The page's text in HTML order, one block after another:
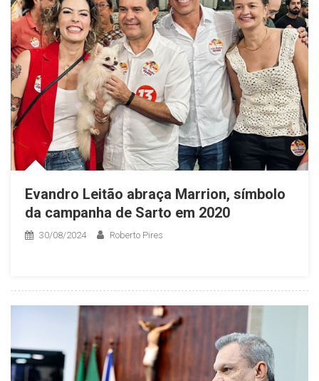
Evandro Leitão abraça Marrion, símbolo
da campanha de Sarto em 2020
30/08/2024 Roberto Pires